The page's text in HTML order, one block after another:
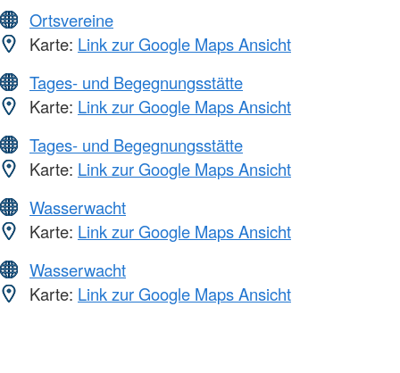
Ortsvereine
Karte: Link zur Google Maps Ansicht
Tages- und Begegnungsstätte
Karte: Link zur Google Maps Ansicht
Tages- und Begegnungsstätte
Karte: Link zur Google Maps Ansicht
Wasserwacht
Karte: Link zur Google Maps Ansicht
Wasserwacht
Karte: Link zur Google Maps Ansicht